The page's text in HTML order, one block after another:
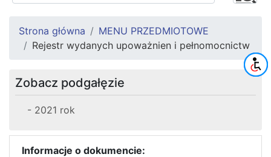
Strona główna
MENU PRZEDMIOTOWE
Rejestr wydanych upoważnien i pełnomocnictw
Zobacz podgałęzie
- 2021 rok
Informacje o dokumencie: